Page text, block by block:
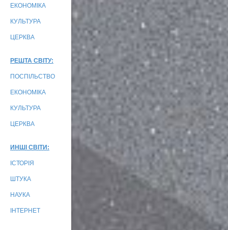
ЕКОНОМІКА
КУЛЬТУРА
ЦЕРКВА
РЕШТА СВІТУ:
ПОСПІЛЬСТВО
ЕКОНОМІКА
КУЛЬТУРА
ЦЕРКВА
ИНШІ СВІТИ:
ІСТОРІЯ
ШТУКА
НАУКА
ІНТЕРНЕТ